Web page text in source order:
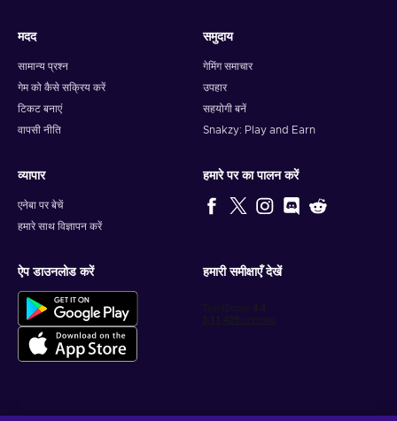
मदद
सामान्य प्रश्न
गेम को कैसे सक्रिय करें
टिकट बनाएं
वापसी नीति
समुदाय
गेमिंग समाचार
उपहार
सहयोगी बनें
Snakzy: Play and Earn
व्यापार
एनेबा पर बेचें
हमारे साथ विज्ञापन करें
हमारे पर का पालन करें
ऐप डाउनलोड करें हमारी समीक्षाएँ देखें